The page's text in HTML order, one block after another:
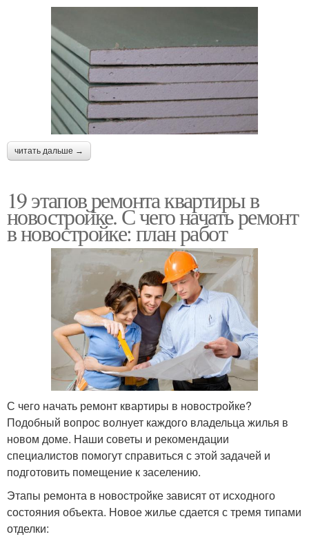
читать дальше →
19 этапов ремонта квартиры в
новостройке. С чего начать ремонт
в новостройке: план работ
С чего начать ремонт квартиры в новостройке?
Подобный вопрос волнует каждого владельца жилья в
новом доме. Наши советы и рекомендации
специалистов помогут справиться с этой задачей и
подготовить помещение к заселению.
Этапы ремонта в новостройке зависят от исходного
состояния объекта. Новое жилье сдается с тремя типами
отделки: